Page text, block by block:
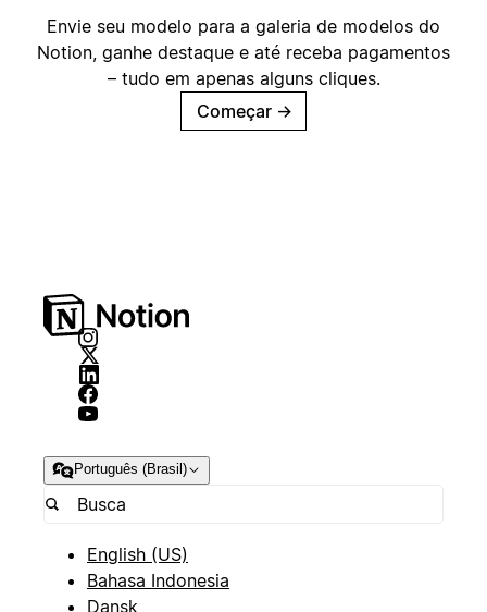
Envie seu modelo para a galeria de modelos do
Notion, ganhe destaque e até receba pagamentos
– tudo em apenas alguns cliques.
Começar →
Português (Brasil)
English (US)
Bahasa Indonesia
Dansk